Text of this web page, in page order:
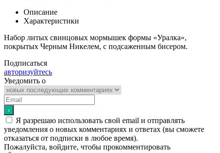
Описание
Характеристики
Набор литых свинцовых мормышек формы «Уралка»,
покрытых Черным Никелем, с подсаженным бисером.
Подписаться
авторизуйтесь
Уведомить о
Я разрешаю использовать свой email и отправлять
уведомления о новых комментариях и ответах (вы cможете
отказаться от подписки в любое время).
Пожалуйста, войдите, чтобы прокомментировать